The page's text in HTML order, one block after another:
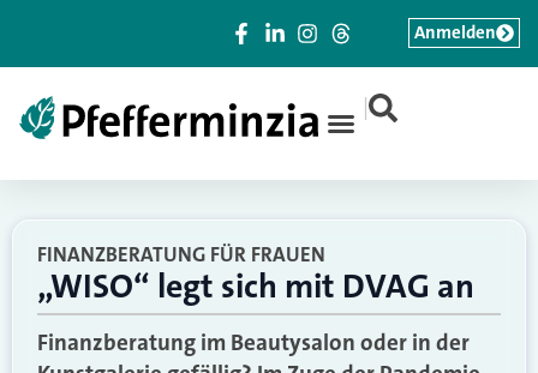
|
Anmelden
FINANZBERATUNG FÜR FRAUEN
„WISO“ legt sich mit DVAG an
Finanzberatung im Beautysalon oder in der